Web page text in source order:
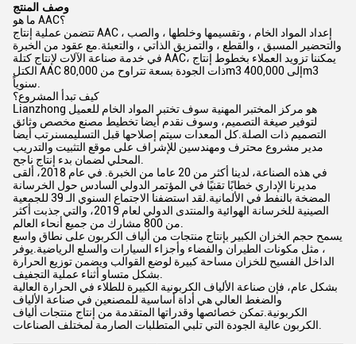
وصف المنتج
ما هو AAC؟
تتضمن عملية إنتاج AAC إعداد المواد الخام ، وتقسيمها وخلطها ، والصب ،
والتحضير المسبق ، والقطع ، والتمزيق الذاتي ، والتعبئة.مع عقود من الخبرة
في خدمة صناعة الآلات لإنتاج كتلة AAC، يمكننا تزويد العملاء بخطوط إنتاج
الكتل AAC ذات الجودة بسعة تتراوح من 80,000m3 إلى 400,000m3
سنوياً.
كيف تبدأ المشروع؟
Lianzhong هو مركز المختبر المهنية سوف تختبر المواد الخام للعميل
لتوفير صيغة التصميم، وسوف نقدم أيضا تخطيط مصنع مخصص وثائق
التصميم ذات الصلة.كل المعدات سيتم إصلاحها قبل التسليمسنرتب أيضا
مدير مشروع محترف ومهندسين للإشراف على موقع التثبيت والتدريب
المحلي لضمان بدء إنتاج ناجح.
في هذه الصناعة، لدينا أكثر من 20 عاما من الخبرة. في عام 2018، ألقى
مديرنا الإداري خطابًا تقنيًا في المؤتمر الدولي السادس حول الخرسانة
المضخة بالنفط في الألمانية.لقد استضفنا الاجتماع السنوي الـ 39 للجمعية
الصينية للخرسانة الهوائية والمنتدى الدولي لعام 2019، والتي جذبت أكثر
من 800 مشارك من جميع أنحاء العالم.
يسمح حجم الخزان الكبير بإنتاج منتجات من ألياف الكربون على نطاق واسع
، مثل مكونات الطيران والفضاء وأجزاء السيارات والسلع الرياضية.يوفر
الداخل الفسيح للخزان مساحة كبيرة لوضع القوالب ويضمن توزيع الحرارة
بشكل متساو أثناء عملية التجفيف.
بشكل عام، فإن صناعة الألياف الكربونية الكبيرة للطلاء في الحرارة العالية
والضغط العالي هي أداة أساسية للمصنعين في صناعة الألياف
الكربونية.تمكن خصائصها وقدراتها المتقدمة من إنتاج منتجات ألياف
الكربون عالية الجودة التي تلبي المتطلبات الصارمة لمختلف الصناعات.